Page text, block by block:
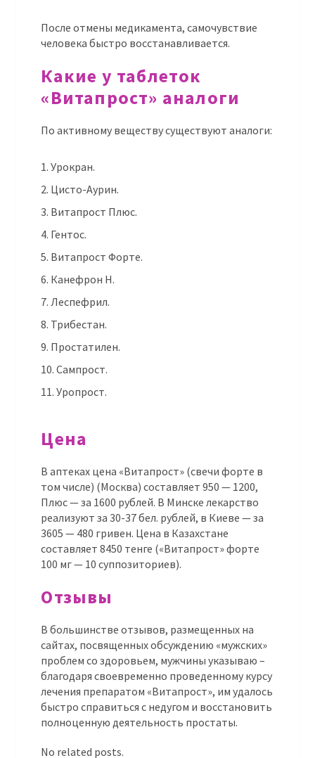
После отмены медикамента, самочувствие
человека быстро восстанавливается.
Какие у таблеток
«Витапрост» аналоги
По активному веществу существуют аналоги:
Урокран.
Цисто-Аурин.
Витапрост Плюс.
Гентос.
Витапрост Форте.
Канефрон Н.
Леспефрил.
Трибестан.
Простатилен.
Сампрост.
Уропрост.
Цена
В аптеках цена «Витапрост» (свечи форте в
том числе) (Москва) составляет 950 — 1200,
Плюс — за 1600 рублей. В Минске лекарство
реализуют за 30-37 бел. рублей, в Киеве — за
3605 — 480 гривен. Цена в Казахстане
составляет 8450 тенге («Витапрост» форте
100 мг — 10 суппозиториев).
Отзывы
В большинстве отзывов, размещенных на
сайтах, посвященных обсуждению «мужских»
проблем со здоровьем, мужчины указываю –
благодаря своевременно проведенному курсу
лечения препаратом «Витапрост», им удалось
быстро справиться с недугом и восстановить
полноценную деятельность простаты.
No related posts.